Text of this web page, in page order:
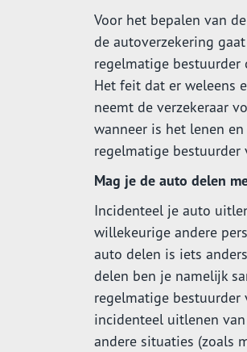
Voor het bepalen van
de autoverzekering
regelmatige bestuurder
Het feit dat er weleens
neemt de verzekeraar
wanneer is het lenen
regelmatige bestuurder
Mag je de auto delen
Incidenteel je auto
willekeurige andere
auto delen is iets
delen ben je namelijk
regelmatige
incidenteel uitlenen
andere situaties (zoals